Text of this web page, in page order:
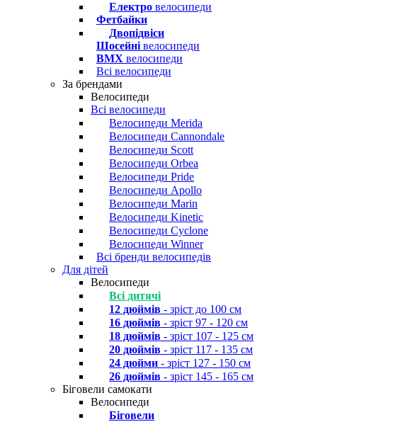
Електро велосипеди
Фетбайки
Двопідвіси
Шосейні велосипеди
BMX велосипеди
Всі велосипеди
За брендами
Велосипеди
Всі велосипеди
Велосипеди Merida
Велосипеди Cannondale
Велосипеди Scott
Велосипеди Orbea
Велосипеди Pride
Велосипеди Apollo
Велосипеди Marin
Велосипеди Kinetic
Велосипеди Cyclone
Велосипеди Winner
Всі бренди велосипедів
Для дітей
Велосипеди
Всі дитячі
12 дюймів - зріст до 100 см
16 дюймів - зріст 97 - 120 см
18 дюймів - зріст 107 - 125 см
20 дюймів - зріст 117 - 135 см
24 дюйми - зріст 127 - 150 см
26 дюймів - зріст 145 - 165 см
Біговели самокати
Велосипеди
Біговели